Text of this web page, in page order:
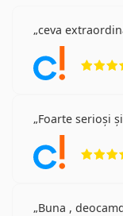
ceva
Foarte serioși
Buna ,